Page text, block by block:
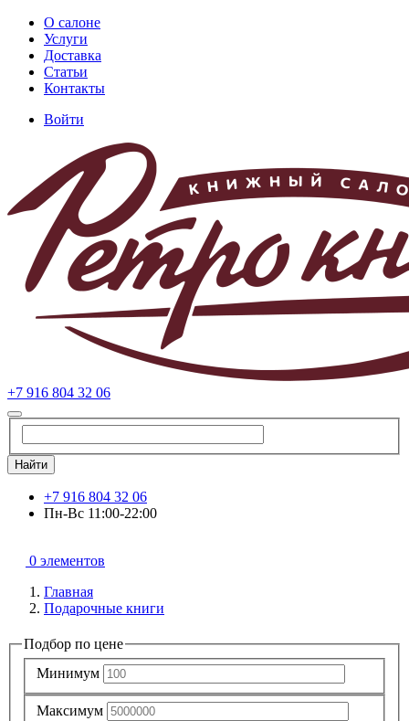
Перейти
основному
содержанию
Основная
навигация
О салоне
Услуги
Доставка
Статьи
Контакты
учётной
записи
пользователя
Войти
+7 916 804 32 06
Найти
+7 916 804 32 06
Пн-Вс 11:00-22:00
0 элементов
Главная
Подарочные книги
Подбор по цене
Минимум
Максимум